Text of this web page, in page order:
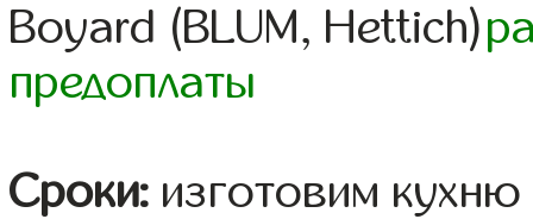
Boyard (BLUM, Hettich)
предоплаты
Сроки: изготовим